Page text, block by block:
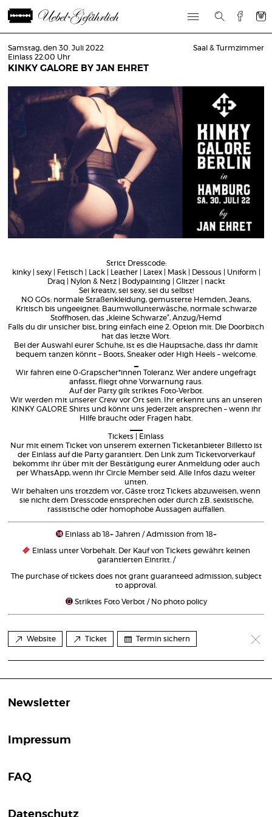
Samstag, den 30. Juli 2022
Einlass 22:00 Uhr
KINKY GALORE BY JAN EHRET
Saal & Turmzimmer
Strict Dresscode:
kinky | sexy | Fetisch | Lack | Leather | Latex | Mask | Dessous | Uniform |
Draq | Nylon & Netz | Bodypainting | Glitzer | nackt
Sei kreativ, sei sexy, sei du selbst!
NO GOs: normale Straßenkleidung, gemusterte Hemden, Jeans,
Kritisch bis ungeeignet: Baumwollunterwäsche, normale schwarze
Stoffhosen, das „kleine Schwarze“, Anzug/Hemd
Falls du dir unsicher bist, bring einfach eine 2. Option mit. Die Doorbitch
hat das letzte Wort.
Bei der Auswahl eurer Schuhe, ist es die Hauptsache, dass ihr damit
bequem tanzen könnt – Boots, Sneaker oder High Heels – welcome.
Wir fahren eine 0-Grapscher*innen Toleranz. Wer andere ungefragt
anfasst, fliegt ohne Vorwarnung raus.
Auf der Party gilt striktes Foto-Verbot.
Wir werden mit unserer Crew vor Ort sein. Ihr erkennt uns an unseren
KINKY GALORE Shirts und könnt uns jederzeit ansprechen – wenn ihr
Hilfe braucht oder Fragen habt.
Tickets | Einlass
Nur mit einem Ticket von unserem externen Ticketanbieter Billetto ist
der Einlass auf die Party garantiert. Den Link zum Ticketvorverkauf
bekommt ihr über mit der Bestätigung eurer Anmeldung oder auch
per WhatsApp, wenn ihr Circle Member seid. Alle Infos dazu weiter
unten.
Wir behalten uns trotzdem vor, Gäste trotz Tickets abzuweisen, wenn
sie nicht dem Dresscode entsprechen oder durch z.B. sexistische,
rassistische oder homophobe Aussagen auffallen.
Einlass ab 18+ Jahren / Admission from 18+
Einlass unter Vorbehalt. Der Kauf von Tickets gewährt keinen
garantierten Eintritt. /
The purchase of tickets does not grant guaranteed admission, subject
to approval.
Striktes Foto Verbot / No photo policy
Website Ticket Termin sichern
Newsletter
Impressum
FAQ
Datenschutz